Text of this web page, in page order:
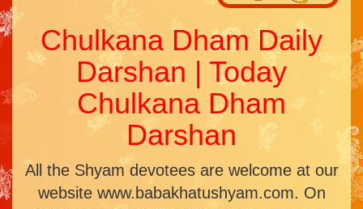
Chulkana Dham Daily
Darshan | Today
Chulkana Dham
Darshan
All the Shyam devotees are welcome at our
website www.babakhatushyam.com. On